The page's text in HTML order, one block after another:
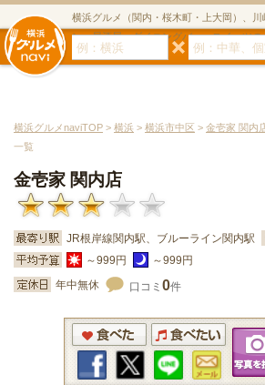
横浜グルメ（関内・桜木町・上大岡）、
ン・居酒屋・ダイニングバー・スイーツ
横浜グルメnaviTOP > 横浜 > 横浜市中区 > 金壱家 関内
一覧
金壱家 関内店
JR根岸線関内駅、ブルーライン関内駅
～999円
～999円
年中無休
口コミ 0件